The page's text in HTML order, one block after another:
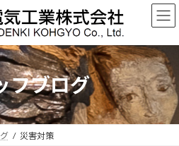
フブログ
災害対策